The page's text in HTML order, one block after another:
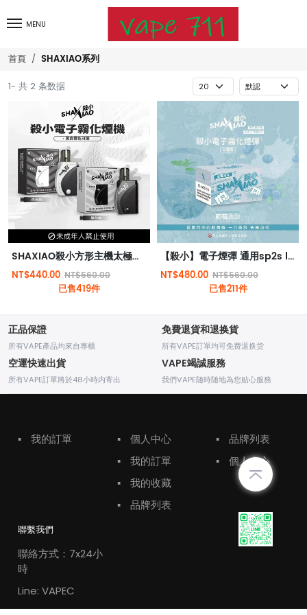
MENU
首頁 SHAXIAO系列
1- 共 2 条数据
SHAXIAO殺小方形主機太極主機方形霧化桿
NT$440.00 NT$560.00
已售419件
【殺小】電子煙彈 通用sp2s lana relx一代 殺小煙彈 殺小霧化倉
NT$480.00 NT$560.00
已售211件
正品保證
所有VAPE產品均來自專櫃
免費退貨和退换貨
所有VAPE訂單均可免费退换货
空運快速出貨
所有VAPE訂單將於48小時内寄出
VAPE竭誠服務
我們VAPE随時随地為您贴心服務
▪ 我的訂單 ▪
個人中心
▪
我的訂單
▪
我的收藏
▪
品牌列表
▪
品牌列表
▪
個人中心
聯繫我們
聯絡方式：7x24小
時
Line: VAPEC